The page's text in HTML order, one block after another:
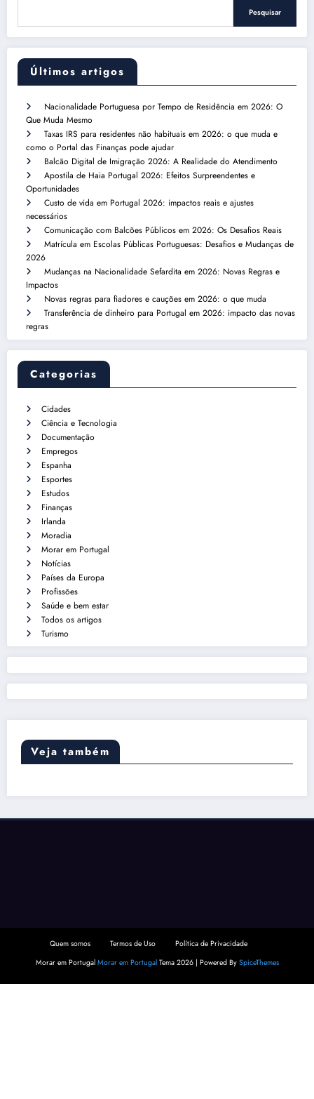
Pesquisar
Últimos artigos
Nacionalidade Portuguesa por Tempo de Residência em 2026: O
Que Muda Mesmo
Taxas IRS para residentes não habituais em 2026: o que muda e
como o Portal das Finanças pode ajudar
Balcão Digital de Imigração 2026: A Realidade do Atendimento
Apostila de Haia Portugal 2026: Efeitos Surpreendentes e
Oportunidades
Custo de vida em Portugal 2026: impactos reais e ajustes
necessários
Comunicação com Balcões Públicos em 2026: Os Desafios Reais
Matrícula em Escolas Públicas Portuguesas: Desafios e Mudanças de
2026
Mudanças na Nacionalidade Sefardita em 2026: Novas Regras e
Impactos
Novas regras para fiadores e cauções em 2026: o que muda
Transferência de dinheiro para Portugal em 2026: impacto das novas
regras
Categorias
Cidades
Ciência e Tecnologia
Documentação
Empregos
Espanha
Esportes
Estudos
Finanças
Irlanda
Moradia
Morar em Portugal
Notícias
Países da Europa
Profissões
Saúde e bem estar
Todos os artigos
Turismo
Veja também
Quem somos Termos de Uso
Política de Privacidade
Morar em Portugal Morar em PortugalTema 2026 | Powered By SpiceThemes